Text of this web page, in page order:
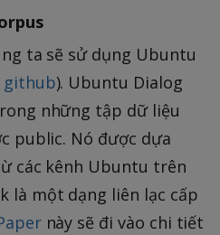
ta sẽ sử dụng Ubuntu
github). Ubuntu Dialog
những tập dữ liệu
public. Nó được dựa
các kênh Ubuntu trên
là một dạng liên lạc cấp
này sẽ đi vào chi tiết